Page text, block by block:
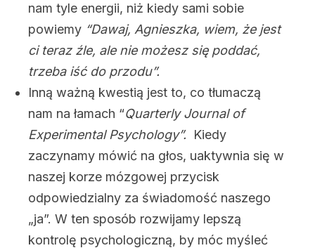
nam tyle energii, niż kiedy sami sobie
powiemy “Dawaj, Agnieszka, wiem, że jest
ci teraz źle, ale nie możesz się poddać,
trzeba iść do przodu”.
Inną ważną kwestią jest to, co tłumaczą
nam na łamach “Quarterly Journal of
Experimental Psychology”. Kiedy
zaczynamy mówić na głos, uaktywnia się w
naszej korze mózgowej przycisk
odpowiedzialny za świadomość naszego
„ja”. W ten sposób rozwijamy lepszą
kontrolę psychologiczną, by móc myśleć